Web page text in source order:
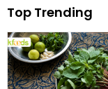
Top Trending